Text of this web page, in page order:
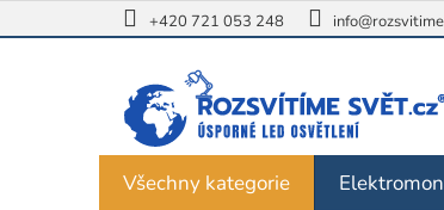
na
+420 721 053 248
Všechny kategorie